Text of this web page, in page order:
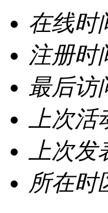
在线时
注册时
最后访
上次
上次
所在时